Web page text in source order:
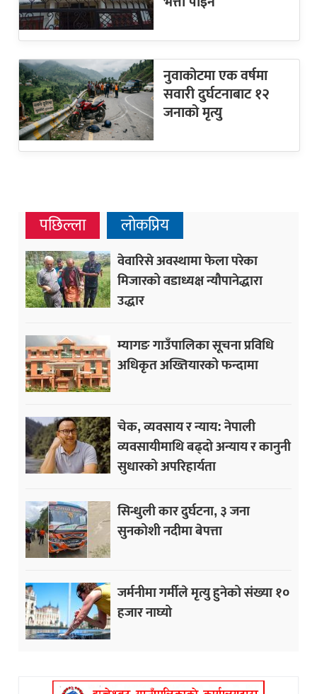
नुवाकोटमा एक वर्षमा
सवारी दुर्घटनाबाट १२
जनाको मृत्यु
पछिल्ला लोकप्रिय
वेवारिसे अवस्थामा फेला परेका
मिजारको वडाध्यक्ष न्यौपानेद्धारा
उद्धार
म्यागङ गाउँपालिका सूचना प्रविधि
अधिकृत अख्तियारको फन्दामा
चेक, व्यवसाय र न्याय: नेपाली
व्यवसायीमाथि बढ्दो अन्याय र कानुनी
सुधारको अपरिहार्यता
सिन्धुली कार दुर्घटना, ३ जना
सुनकोशी नदीमा बेपत्ता
जर्मनीमा गर्मीले मृत्यु हुनेको संख्या १०
हजार नाघ्यो